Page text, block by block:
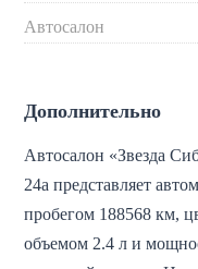
Автосалон
Дополнительно
Автосалон «Звезда
24а представляет
пробегом 188568 км,
объемом 2.4 л и